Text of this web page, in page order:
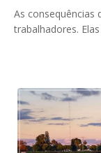
As consequências
trabalhadores.